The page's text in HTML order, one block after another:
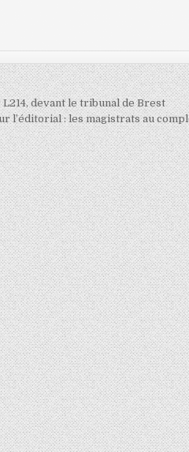
devant le tribunal de Brest
l’éditorial : les magistrats au